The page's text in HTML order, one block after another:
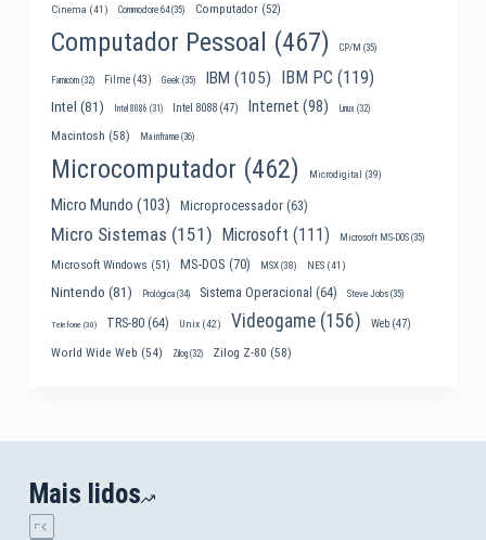
Cinema (41) Commodore 64(35) Computador(52)
Computador Pessoal (467) CP/M (35)
Famicom(32) Filme(43) Geek(35) IBM (105) IBM PC (119)
Intel (81) Intel 8086 (31) Intel 8088(47) Internet (98) Linux(32)
Macintosh (58) Mainframe(36)
Microcomputador (462) Microdigital (39)
Micro Mundo (103) Microprocessador(63)
Micro Sistemas (151) Microsoft (111) Microsoft MS-DOS(35)
Microsoft Windows (51) MS-DOS (70) MSX(38) NES(41)
Nintendo (81) Prológica(34) Sistema Operacional (64) Steve Jobs(35)
Telefone (30) TRS-80(64) Unix(42) Videogame(156) Web(47)
World Wide Web (54) Zilog(32) Zilog Z-80 (58)
Mais lidos